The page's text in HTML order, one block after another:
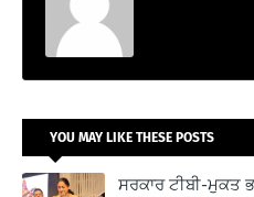
YOU MAY LIKE THESE POSTS
ਸਰਕਾਰ ਟੀਬੀ-ਮੁਕਤ